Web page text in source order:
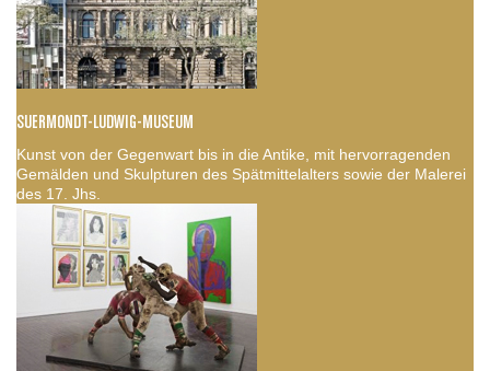
SUERMONDT-LUDWIG-MUSEUM
Kunst von der Gegenwart bis in die Antike, mit hervorragenden
Gemälden und Skulpturen des Spätmittelalters sowie der Malerei
des 17. Jhs.